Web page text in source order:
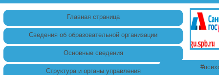
Главная страница
Сведения об образовательной организации
Основные сведения
Структура и органы управления